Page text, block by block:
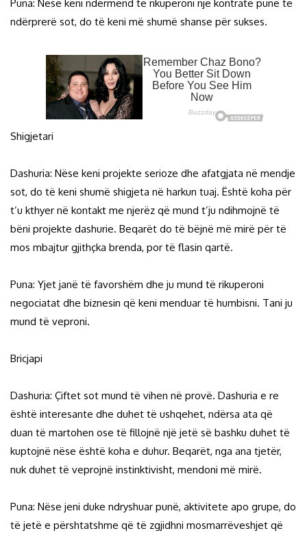
Puna: Nëse keni ndërmend të rikuperoni një kontratë pune të
ndërprerë sot, do të keni më shumë shanse për sukses.
Shigjetari
Dashuria: Nëse keni projekte serioze dhe afatgjata në mendje
sot, do të keni shumë shigjeta në harkun tuaj. Është koha për
t’u kthyer në kontakt me njerëz që mund t’ju ndihmojnë të
bëni projekte dashurie. Beqarët do të bëjnë më mirë për të
mos mbajtur gjithçka brenda, por të flasin qartë.
Puna: Yjet janë të favorshëm dhe ju mund të rikuperoni
negociatat dhe biznesin që keni menduar të humbisni. Tani ju
mund të veproni.
Bricjapi
Dashuria: Çiftet sot mund të vihen në provë. Dashuria e re
është interesante dhe duhet të ushqehet, ndërsa ata që
duan të martohen ose të fillojnë një jetë së bashku duhet të
kuptojnë nëse është koha e duhur. Beqarët, nga ana tjetër,
nuk duhet të veprojnë instinktivisht, mendoni më mirë.
Puna: Nëse jeni duke ndryshuar punë, aktivitete apo grupe, do
të jetë e përshtatshme që të zgjidhni mosmarrëveshjet që